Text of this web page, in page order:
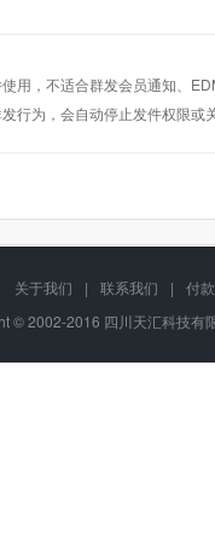
用，不适合群发会员通知、
行为，会自动停止发件权限或
关于我们 | 联系我们 |
付
© 2002-2016 四川天汇科技